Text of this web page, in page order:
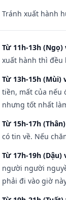
Tránh xuất hành
Từ 11h-13h
xuất hành thì đều
Từ 13h-15h (Mùi)
tiền, mất của nếu
nhưng tốt nhất
Từ 15h-17h
có tin về. Nếu
Từ 17h-19h
người người
phải đi vào giờ